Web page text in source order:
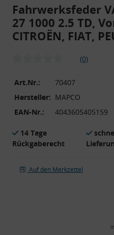
Fahrwerksfeder
27 1000 2.5 TD,
CITROËN, FIAT,
(0)
Art.Nr.:
70407
Hersteller: MAPCO
EAN-Nr.:
4043605405159
14 Tage
Rückgaberecht
Auf den Merkzettel